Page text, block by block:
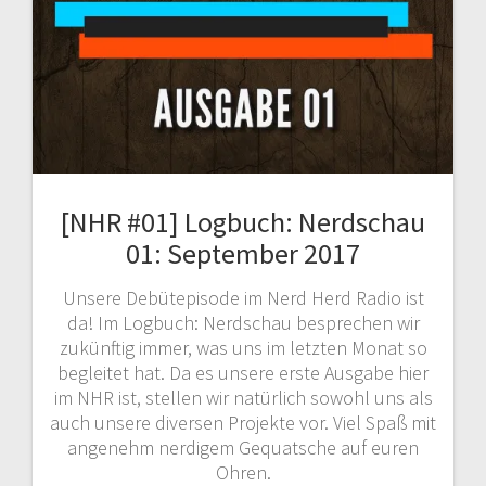
[NHR #01] Logbuch: Nerdschau
01: September 2017
Unsere Debütepisode im Nerd Herd Radio ist
da! Im Logbuch: Nerdschau besprechen wir
zukünftig immer, was uns im letzten Monat so
begleitet hat. Da es unsere erste Ausgabe hier
im NHR ist, stellen wir natürlich sowohl uns als
auch unsere diversen Projekte vor. Viel Spaß mit
angenehm nerdigem Gequatsche auf euren
Ohren.